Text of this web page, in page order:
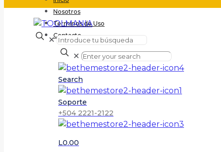
Nosotros
Terminos de Uso
Contacto
✕
✕
Search
Soporte
+504 2221-2122
L0.00